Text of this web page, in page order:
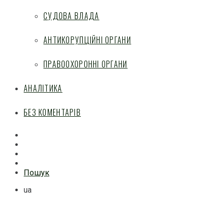
СУДОВА ВЛАДА
АНТИКОРУПЦІЙНІ ОРГАНИ
ПРАВООХОРОННІ ОРГАНИ
АНАЛІТИКА
БЕЗ КОМЕНТАРІВ
Пошук
ua